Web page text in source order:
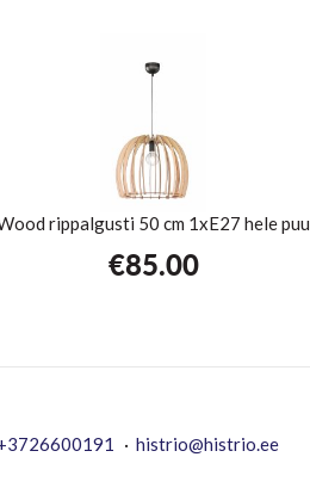
rippalgusti 50 cm 1xE27 hele puu
€85.00
histrio@histrio.ee